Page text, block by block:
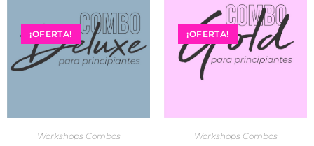
¡OFERTA!
Workshops Combos
¡OFERTA!
Workshops Combos